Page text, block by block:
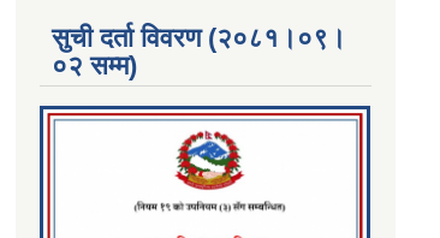
सुची दर्ता विवरण (२०८१।०९।
०२ सम्म)